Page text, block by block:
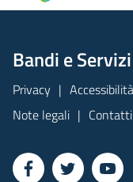
Bandi e Servizi
Privacy Accessibilità
Note legali
Contatti